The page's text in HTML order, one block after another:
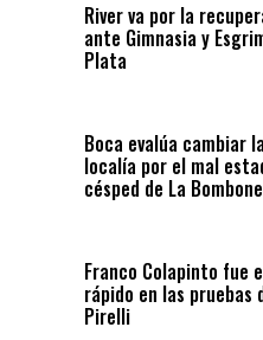
River va por la
ante Gimnasia y
Plata
Boca evalúa cambiar la
localía por el mal
césped de La
Franco Colapinto fue
rápido en las pruebas
Pirelli